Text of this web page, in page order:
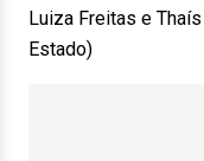
Luiza Freitas e
Estado)